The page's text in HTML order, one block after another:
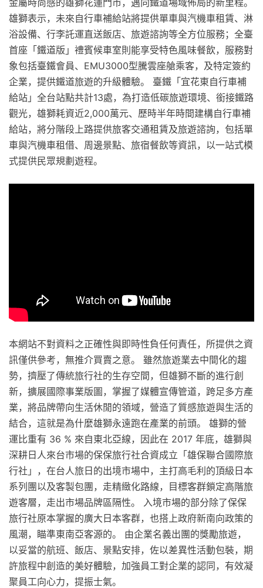
雄獅表示，未來自行車補給站將提供單車與汽機車租賃、淋
浴設備、行李託運直送飯店、旅遊諮詢等全方位服務；全臺
首座「鐵道版」禮賓候車室則能享受特色風味餐飲，服務對
象包括臺鐵會員、EMU3000型騰雲座艙乘客，及特定簽約
企業，提供鐵道旅遊的升級體驗。 臺鐵「宜花東自行車補
給站」全台站點共計13處，為打造低碳旅遊環境、銜接鐵路
觀光，雄獅耗資近2,000萬元、歷時半年時間建構自行車補
給站，將分階段上路提供旅客交通租賃及旅遊諮詢，包括單
車與汽機車租借、周邊景點、旅宿餐飲等資訊，以一站式模
式提供民眾規劃遊程。
本網站不對資料之正確性與即時性負任何責任，所提供之資
訊僅供參考，無推介買賣之意。 雖然旅遊業去中間化的趨
勢，擠壓了傳統旅行社的生存空間，但雄獅不斷的進行創
新，擴展國際事業版圖，掌握了媒體宣傳管道，跨足多方產
業，將品牌帶向生活休閒的領域，營造了質感旅遊與生活的
結合，這就是為什麼雄獅永遠跑在產業的前頭。 雄獅的營
運比重有 36 % 來自東北亞線，因此在 2017 年底，雄獅與
深耕日人來台市場的保保旅行社合資成立「雄保聯合國際旅
行社」，在台人旅日的出境市場中，主打高毛利的頂級日本
系列團以及客製包團，走精緻化路線，目標客群鎖定高階旅
遊客層，走出市場品牌區隔性。 入境市場的部分除了保保
旅行社原本掌握的廣大日本客群，也搭上政府新南向政策的
風潮，瞄準東南亞客源的。 由企業名義出團的獎勵旅遊，
以妥當的航班、飯店、景點安排，佐以差異性活動包裝，期
許旅程中創造的美好體驗，加強員工對企業的認同，有效凝
聚員工向心力，提振士氣。